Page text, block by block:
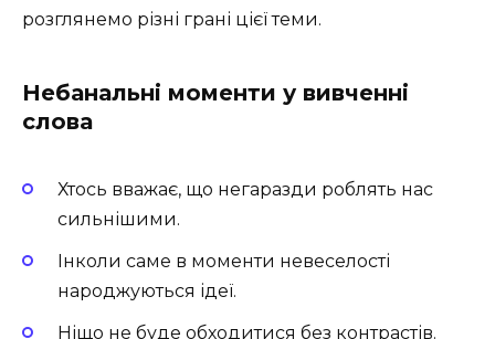
розглянемо різні грані цієї теми.
Небанальні моменти у вивченні
слова
Хтось вважає, що негаразди роблять нас
сильнішими.
Інколи саме в моменти невеселості
народжуються ідеї.
Ніщо не буде обходитися без контрастів.